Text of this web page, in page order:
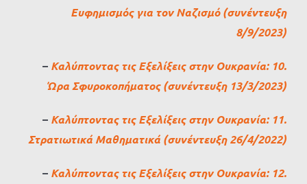
Ευφημισμός για τον Ναζισμό (συνέντευξη
8/9/2023)
– Καλύπτοντας τις Εξελίξεις στην Ουκρανία: 10.
Ώρα Σφυροκοπήματος (συνέντευξη 13/3/2023)
– Καλύπτοντας τις Εξελίξεις στην Ουκρανία: 11.
Στρατιωτικά Μαθηματικά (συνέντευξη 26/4/2022)
– Καλύπτοντας τις Εξελίξεις στην Ουκρανία: 12.